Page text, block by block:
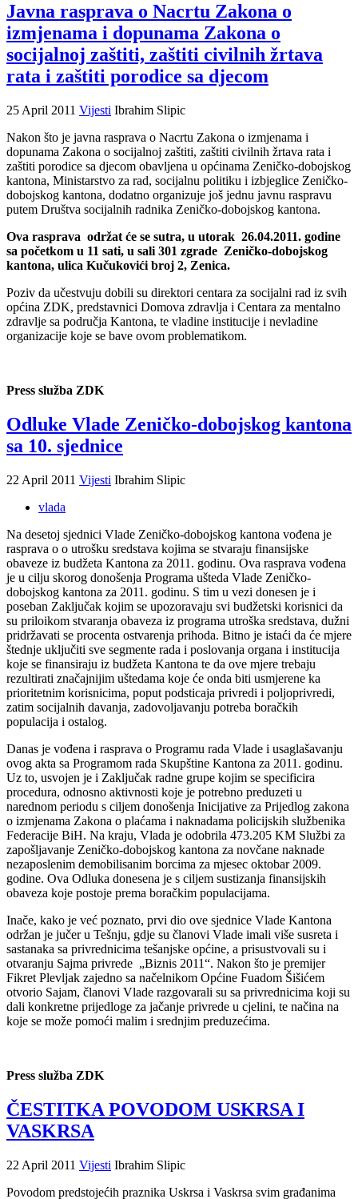
Javna rasprava o Nacrtu Zakona o
izmjenama i dopunama Zakona o
socijalnoj zaštiti, zaštiti civilnih žrtava
rata i zaštiti porodice sa djecom
25 April 2011 Vijesti Ibrahim Slipic
Nakon što je javna rasprava o Nacrtu Zakona o izmjenama i
dopunama Zakona o socijalnoj zaštiti, zaštiti civilnih žrtava rata i
zaštiti porodice sa djecom obavljena u općinama Zeničko-dobojskog
kantona, Ministarstvo za rad, socijalnu politiku i izbjeglice Zeničko-
dobojskog kantona, dodatno organizuje još jednu javnu raspravu
putem Društva socijalnih radnika Zeničko-dobojskog kantona.
Ova rasprava održat će se sutra, u utorak 26.04.2011. godine
sa početkom u 11 sati, u sali 301 zgrade Zeničko-dobojskog
kantona, ulica Kučukovići broj 2, Zenica.
Poziv da učestvuju dobili su direktori centara za socijalni rad iz svih
općina ZDK, predstavnici Domova zdravlja i Centara za mentalno
zdravlje sa područja Kantona, te vladine institucije i nevladine
organizacije koje se bave ovom problematikom.
Press služba ZDK
Odluke Vlade Zeničko-dobojskog kantona
sa 10. sjednice
22 April 2011 Vijesti Ibrahim Slipic
vlada
Na desetoj sjednici Vlade Zeničko-dobojskog kantona vođena je
rasprava o o utrošku sredstava kojima se stvaraju finansijske
obaveze iz budžeta Kantona za 2011. godinu. Ova rasprava vođena
je u cilju skorog donošenja Programa ušteda Vlade Zeničko-
dobojskog kantona za 2011. godinu. S tim u vezi donesen je i
poseban Zaključak kojim se upozoravaju svi budžetski korisnici da
su priloikom stvaranja obaveza iz programa utroška sredstava, dužni
pridržavati se procenta ostvarenja prihoda. Bitno je istaći da će mjere
štednje uključiti sve segmente rada i poslovanja organa i institucija
koje se finansiraju iz budžeta Kantona te da ove mjere trebaju
rezultirati značajnijim uštedama koje će onda biti usmjerene ka
prioritetnim korisnicima, poput podsticaja privredi i poljoprivredi,
zatim socijalnih davanja, zadovoljavanju potreba boračkih
populacija i ostalog.
Danas je vođena i rasprava o Programu rada Vlade i usaglašavanju
ovog akta sa Programom rada Skupštine Kantona za 2011. godinu.
Uz to, usvojen je i Zaključak radne grupe kojim se specificira
procedura, odnosno aktivnosti koje je potrebno preduzeti u
narednom periodu s ciljem donošenja Inicijative za Prijedlog zakona
o izmjenama Zakona o plaćama i naknadama policijskih službenika
Federacije BiH. Na kraju, Vlada je odobrila 473.205 KM Službi za
zapošljavanje Zeničko-dobojskog kantona za novčane naknade
nezaposlenim demobilisanim borcima za mjesec oktobar 2009.
godine. Ova Odluka donesena je s ciljem sustizanja finansijskih
obaveza koje postoje prema boračkim populacijama.
Inače, kako je već poznato, prvi dio ove sjednice Vlade Kantona
održan je jučer u Tešnju, gdje su članovi Vlade imali više susreta i
sastanaka sa privrednicima tešanjske općine, a prisustvovali su i
otvaranju Sajma privrede „Biznis 2011“. Nakon što je premijer
Fikret Plevljak zajedno sa načelnikom Općine Fuadom Šišićem
otvorio Sajam, članovi Vlade razgovarali su sa privrednicima koji su
dali konkretne prijedloge za jačanje privrede u cjelini, te načina na
koje se može pomoći malim i srednjim preduzećima.
Press služba ZDK
ČESTITKA POVODOM USKRSA I
VASKRSA
22 April 2011 Vijesti Ibrahim Slipic
Povodom predstojećih praznika Uskrsa i Vaskrsa svim građanima